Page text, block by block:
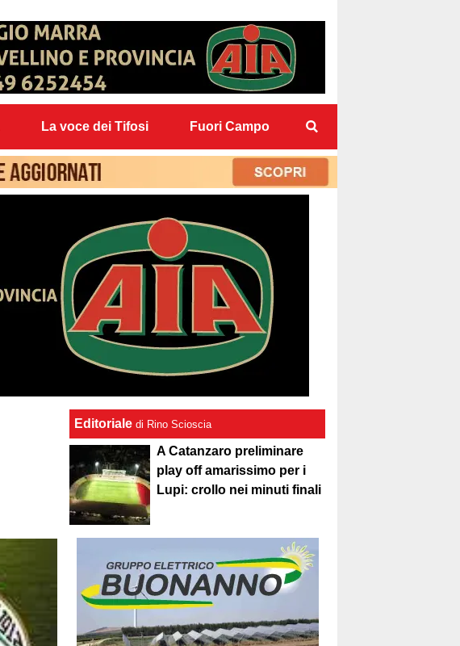
La voce dei Tifosi Fuori Campo
Editoriale di Rino Scioscia
A Catanzaro preliminare
play off amarissimo per i
Lupi: crollo nei minuti finali